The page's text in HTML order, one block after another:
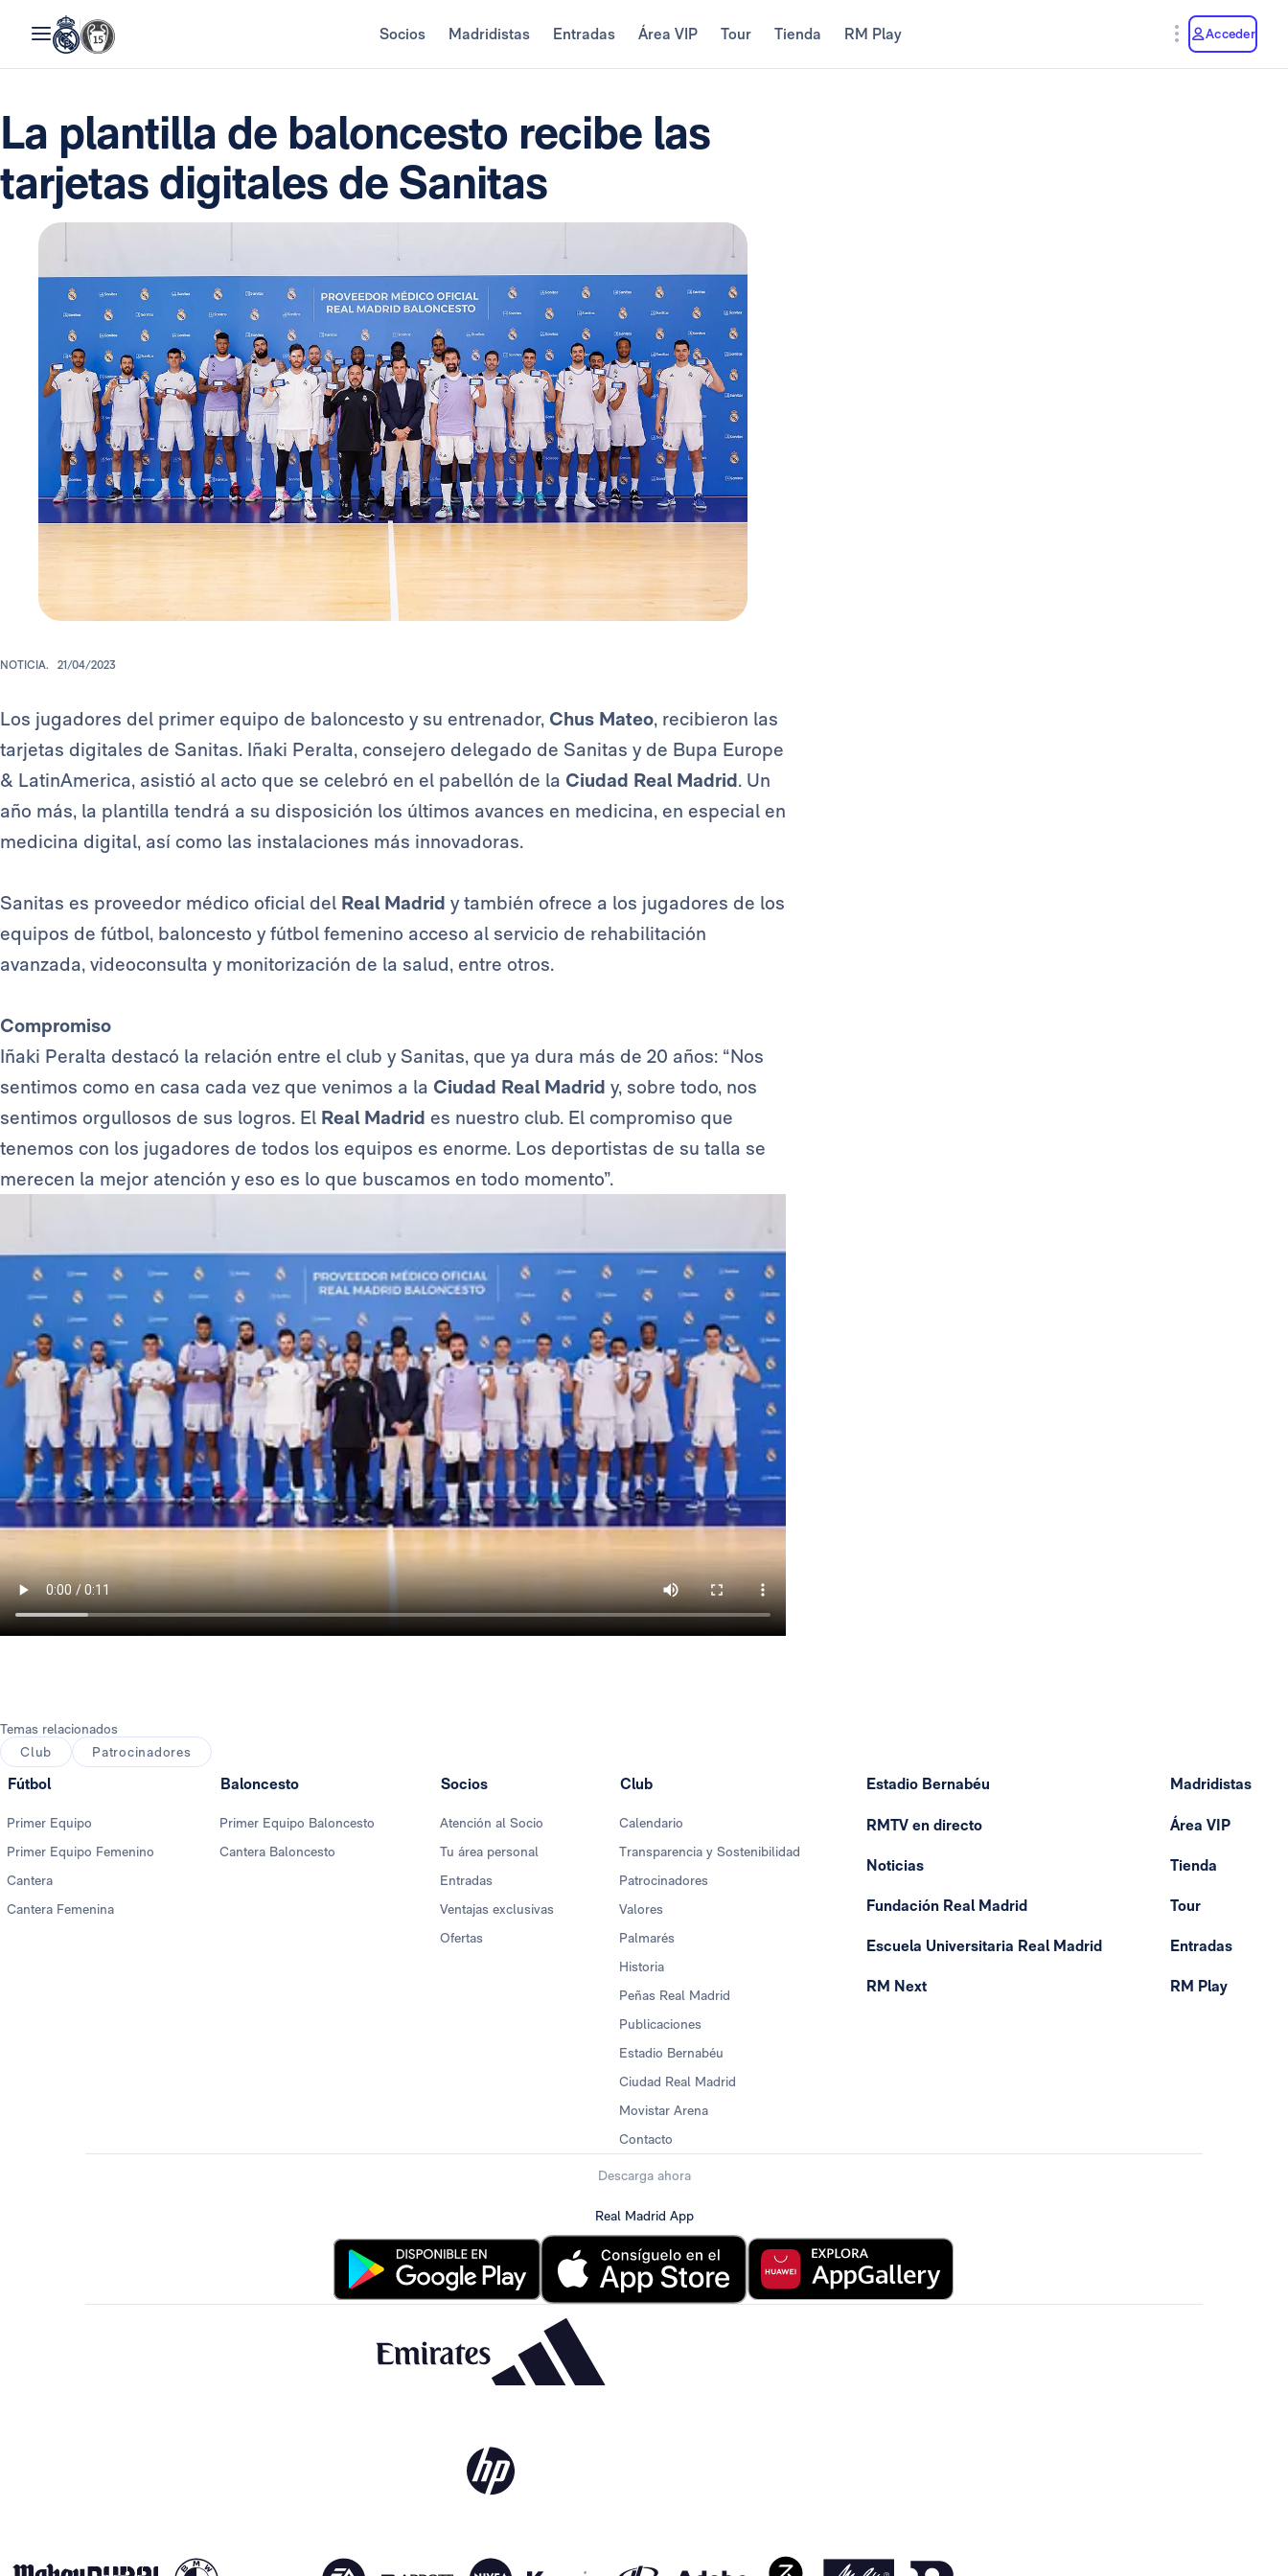
Socios Madridistas Entradas Área VIP Tour Tienda RM Play Acceder
La plantilla de baloncesto recibe las
tarjetas digitales de Sanitas
NOTICIA. 21/04/2023
Los jugadores del primer equipo de baloncesto y su entrenador, Chus Mateo, recibieron las
tarjetas digitales de Sanitas. Iñaki Peralta, consejero delegado de Sanitas y de Bupa Europe
& LatinAmerica, asistió al acto que se celebró en el pabellón de la Ciudad Real Madrid. Un
año más, la plantilla tendrá a su disposición los últimos avances en medicina, en especial en
medicina digital, así como las instalaciones más innovadoras.
Sanitas es proveedor médico oficial del Real Madrid y también ofrece a los jugadores de los
equipos de fútbol, baloncesto y fútbol femenino acceso al servicio de rehabilitación
avanzada, videoconsulta y monitorización de la salud, entre otros.
Compromiso
Iñaki Peralta destacó la relación entre el club y Sanitas, que ya dura más de 20 años: “Nos
sentimos como en casa cada vez que venimos a la Ciudad Real Madrid y, sobre todo, nos
sentimos orgullosos de sus logros. El Real Madrid es nuestro club. El compromiso que
tenemos con los jugadores de todos los equipos es enorme. Los deportistas de su talla se
merecen la mejor atención y eso es lo que buscamos en todo momento”.
Temas relacionados
Club
Patrocinadores
Fútbol
Primer Equipo
Primer Equipo Femenino
Cantera
Cantera Femenina
Baloncesto
Primer Equipo Baloncesto
Cantera Baloncesto
Socios
Atención al Socio
Tu área personal
Entradas
Ventajas exclusivas
Ofertas
Club
Calendario
Transparencia y Sostenibilidad
Patrocinadores
Valores
Palmarés
Historia
Peñas Real Madrid
Publicaciones
Estadio Bernabéu
Ciudad Real Madrid
Movistar Arena
Contacto
Estadio Bernabéu
RMTV en directo
Noticias
Fundación Real Madrid
Escuela Universitaria Real Madrid
RM Next
Madridistas
Área VIP
Tienda
Tour
Entradas
RM Play
Descarga ahora
Real Madrid App